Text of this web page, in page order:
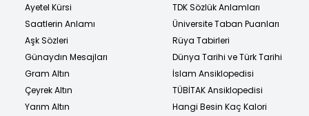
Ayetel Kürsi
Saatlerin Anlamı
Aşk Sözleri
Günaydın Mesajları
Gram Altın
Çeyrek Altın
Yarım Altın
TDK Sözlük Anlamları
Üniversite Taban Puanları
Rüya Tabirleri
Dünya Tarihi ve Türk Tarihi
İslam Ansiklopedisi
TÜBİTAK Ansiklopedisi
Hangi Besin Kaç Kalori